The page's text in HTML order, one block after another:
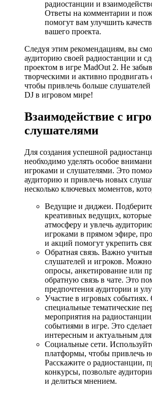
радиостанции и
Ответы на комментарии и
помогут вам улучшить
вашего проекта.
Следуя этим рекомендациям, вы
аудиторию своей радиостанции и
проектом в игре MadOut 2. Не
творческими и активно
чтобы привлечь больше
DJ в игровом мире!
Взаимодействие с
слушателями
Для создания успешной
необходимо уделять особое
игроками и слушателями. Это
аудиторию и привлечь новых
несколько ключевых моментов,
Ведущие и диджеи.
креативных ведущих, которые
атмосферу и увлечь
игроками в прямом эфире,
и акций помогут укрепить
Обратная связь. Важно
слушателей и игроков. Можно
опросы, анкетирование или
обратную связь в чате. Это
предпочтения аудитории и
Участие в игровых событиях.
специальные тематические
мероприятия на
событиями в игре. Это
интересным и актуальным
Социальные сети.
платформы, чтобы привлечь
Расскажите о радиостанции,
конкурсы, позвольте
и делиться мнением.